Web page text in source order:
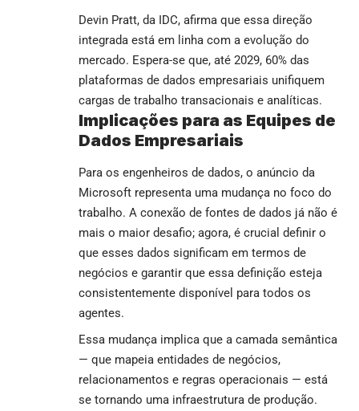
Devin Pratt, da IDC, afirma que essa direção
integrada está em linha com a evolução do
mercado. Espera-se que, até 2029, 60% das
plataformas de dados empresariais unifiquem
cargas de trabalho transacionais e analíticas.
Implicações para as Equipes de
Dados Empresariais
Para os engenheiros de dados, o anúncio da
Microsoft representa uma mudança no foco do
trabalho. A conexão de fontes de dados já não é
mais o maior desafio; agora, é crucial definir o
que esses dados significam em termos de
negócios e garantir que essa definição esteja
consistentemente disponível para todos os
agentes.
Essa mudança implica que a camada semântica
— que mapeia entidades de negócios,
relacionamentos e regras operacionais — está
se tornando uma infraestrutura de produção.